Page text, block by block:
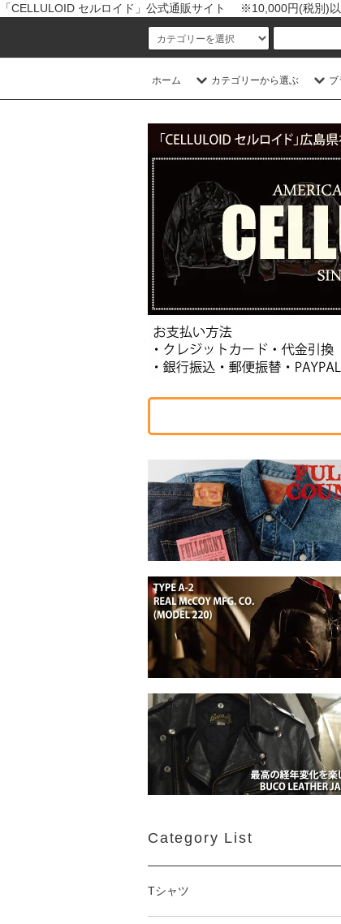
「CELLULOID セルロイド」公式通販サイト ※10,000円(税別)
ホーム カテゴリーから選ぶ ブ
Category List
Tシャツ